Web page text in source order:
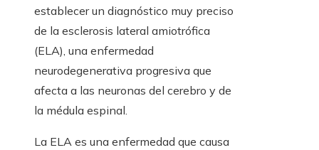
establecer un diagnóstico muy preciso
de la esclerosis lateral amiotrófica
(ELA), una enfermedad
neurodegenerativa progresiva que
afecta a las neuronas del cerebro y de
la médula espinal.
La ELA es una enfermedad que causa